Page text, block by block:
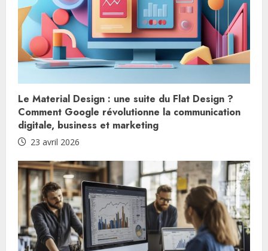
n
u
e
R
e
a
d
i
n
g
Le Material Design : une suite du Flat Design ?
Comment Google révolutionne la communication
digitale, business et marketing
23 avril 2026